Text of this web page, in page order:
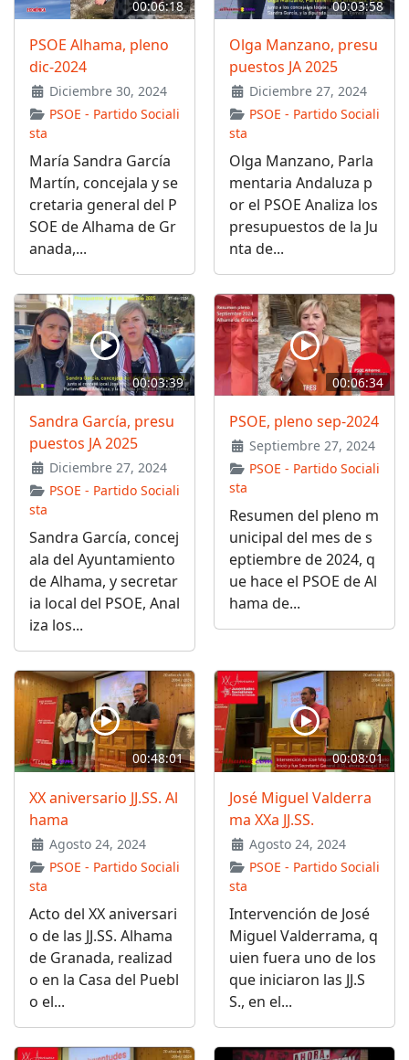
00:06:18
PSOE Alhama, pleno
dic-2024
Diciembre 30, 2024
PSOE - Partido Sociali
sta
María Sandra García
Martín, concejala y se
cretaria general del P
SOE de Alhama de Gr
anada,...
00:03:58
Olga Manzano, presu
puestos JA 2025
Diciembre 27, 2024
PSOE - Partido Sociali
sta
Olga Manzano, Parla
mentaria Andaluza p
or el PSOE Analiza los
presupuestos de la Ju
nta de...
00:03:39
Sandra García, presu
puestos JA 2025
Diciembre 27, 2024
PSOE - Partido Sociali
sta
Sandra García, concej
ala del Ayuntamiento
de Alhama, y secretar
ia local del PSOE, Anal
iza los...
00:06:34
PSOE, pleno sep-2024
Septiembre 27, 2024
PSOE - Partido Sociali
sta
Resumen del pleno m
unicipal del mes de s
eptiembre de 2024, q
ue hace el PSOE de Al
hama de...
00:48:01
XX aniversario JJ.SS. Al
hama
Agosto 24, 2024
PSOE - Partido Sociali
sta
Acto del XX aniversari
o de las JJ.SS. Alhama
de Granada, realizad
o en la Casa del Puebl
o el...
00:08:01
José Miguel Valderra
ma XXa JJ.SS.
Agosto 24, 2024
PSOE - Partido Sociali
sta
Intervención de José
Miguel Valderrama, q
uien fuera uno de los
que iniciaron las JJ.S
S., en el...